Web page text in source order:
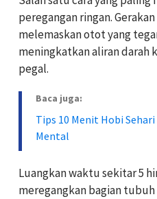
peregangan ringan.
melemaskan otot yang
meningkatkan aliran darah
pegal.
Baca juga:
Tips 10 Menit Hobi
Mental
Luangkan waktu sekitar 5
meregangkan bagian